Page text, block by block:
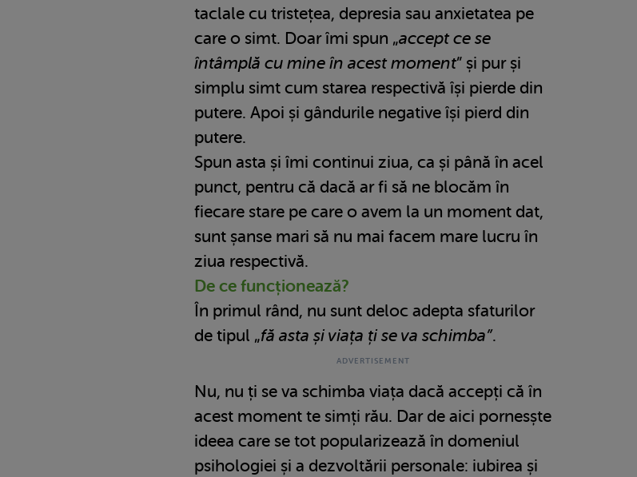
taclale cu tristețea, depresia sau anxietatea pe
care o simt. Doar îmi spun „accept ce se
întâmplă cu mine în acest moment” și pur și
simplu simt cum starea respectivă își pierde din
putere. Apoi și gândurile negative își pierd din
putere.
Spun asta și îmi continui ziua, ca și până în acel
punct, pentru că dacă ar fi să ne blocăm în
fiecare stare pe care o avem la un moment dat,
sunt șanse mari să nu mai facem mare lucru în
ziua respectivă.
De ce funcționează?
În primul rând, nu sunt deloc adepta sfaturilor
de tipul „fă asta și viața ți se va schimba”.
Nu, nu ți se va schimba viața dacă accepți că în
acest moment te simți rău. Dar de aici pornesște
ideea care se tot popularizează în domeniul
psihologiei și a dezvoltării personale: iubirea și